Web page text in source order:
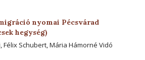
nyomai Pécsvárad
hegység)
Félix Schubert, Mária Hámorné Vidó